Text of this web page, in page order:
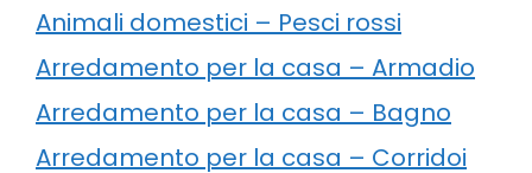
Animali domestici – Pesci rossi
Arredamento per la casa – Armadio
Arredamento per la casa – Bagno
Arredamento per la casa – Corridoi